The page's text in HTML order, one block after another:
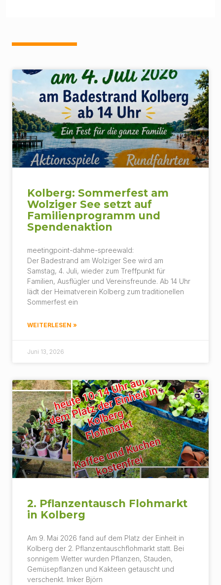
Kolberg: Sommerfest am
Wolziger See setzt auf
Familienprogramm und
Spendenaktion
meetingpoint-dahme-spreewald:
Der Badestrand am Wolziger See wird am
Samstag, 4. Juli, wieder zum Treffpunkt für
Familien, Ausflügler und Vereinsfreunde. Ab 14 Uhr
lädt der Heimatverein Kolberg zum traditionellen
Sommerfest ein
WEITERLESEN »
Juni 13, 2026
2. Pflanzentausch Flohmarkt
in Kolberg
Am 9. Mai 2026 fand auf dem Platz der Einheit in
Kolberg der 2. Pflanzentauschflohmarkt statt. Bei
sonnigem Wetter wurden Pflanzen, Stauden,
Gemüsepflanzen und Kakteen getauscht und
verschenkt. Imker Björn